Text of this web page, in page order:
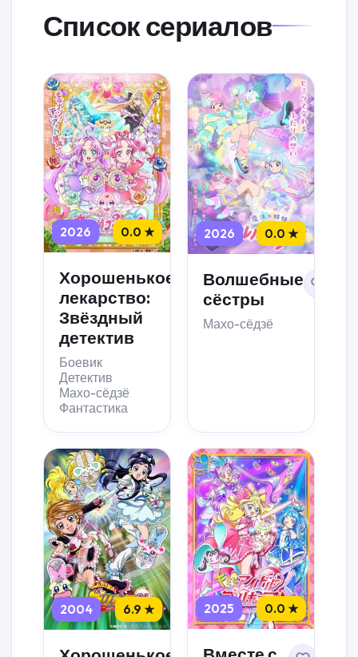
Список сериалов
2026 0.0 ★
Хорошенькое
лекарство:
Звёздный
детектив
Боевик
Детектив
Махо-сёдзё
Фантастика
2026 0.0 ★
Волшебные
сёстры
Махо-сёдзё
2004 6.9 ★ 2025 0.0 ★